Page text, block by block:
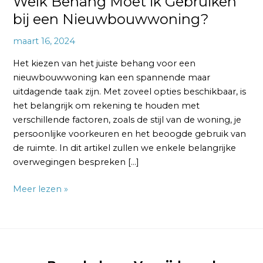
bij een Nieuwbouwwoning?
maart 16, 2024
Het kiezen van het juiste behang voor een
nieuwbouwwoning kan een spannende maar
uitdagende taak zijn. Met zoveel opties beschikbaar, is
het belangrijk om rekening te houden met
verschillende factoren, zoals de stijl van de woning, je
persoonlijke voorkeuren en het beoogde gebruik van
de ruimte. In dit artikel zullen we enkele belangrijke
overwegingen bespreken […]
Meer lezen »